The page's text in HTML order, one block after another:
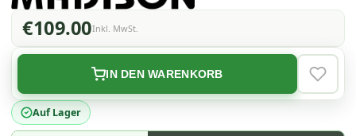
€109.00Inkl. MwSt.
Auf Lager
IN DEN WARENKORB